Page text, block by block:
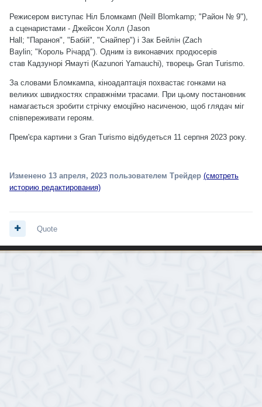
Режисером виступає Ніл Бломкамп (Neill Blomkamp; "Район № 9"),
а сценаристами - Джейсон Холл (Jason
Hall; "Параноя", "Бабій", "Снайпер") і Зак Бейлін (Zach
Baylin; "Король Річард"). Одним із виконавчих продюсерів
став Кадзунорі Ямауті (Kazunori Yamauchi), творець Gran Turismo.
За словами Бломкампа, кіноадаптація похвастає гонками на
великих швидкостях справжніми трасами. При цьому постановник
намагається зробити стрічку емоційно насиченою, щоб глядач міг
співпереживати героям.
Прем'єра картини з Gran Turismo відбудеться 11 серпня 2023 року.
Изменено 13 апреля, 2023 пользователем Трейдер (смотреть
историю редактирования)
Quote